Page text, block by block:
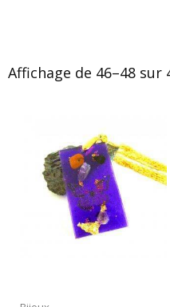
Affichage de 46–48 sur